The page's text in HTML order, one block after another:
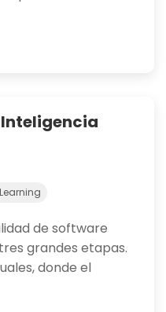
Inteligencia
de software
grandes etapas.
donde el